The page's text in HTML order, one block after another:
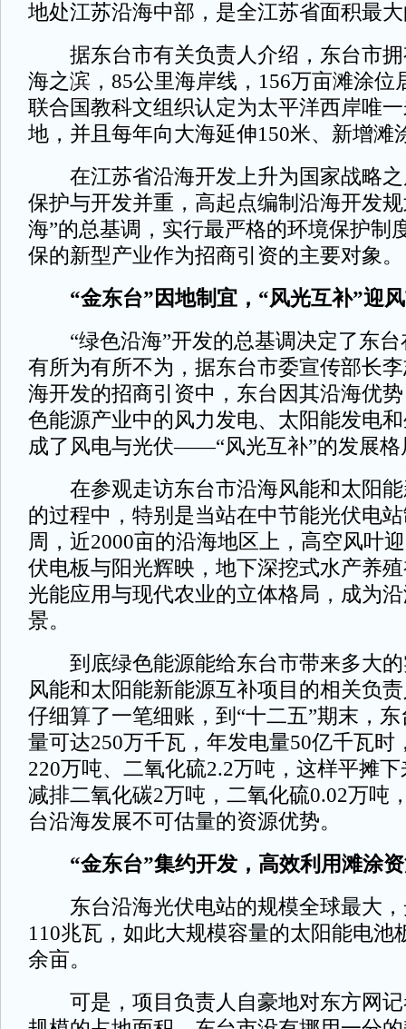
地处江苏沿海中部，是全江苏省面积最
据东台市有关负责人介绍，东台市拥
海之滨，85公里海岸线，156万亩滩涂位
联合国教科文组织认定为太平洋西岸唯
地，并且每年向大海延伸150米、新增滩
在江苏省沿海开发上升为国家战略之
保护与开发并重，高起点编制沿海开发
海”的总基调，实行最严格的环境保护制
保的新型产业作为招商引资的主要对象。
“金东台”因地制宜，“风光互补”迎
“绿色沿海”开发的总基调决定了东台
有所为有所不为，据东台市委宣传部长
海开发的招商引资中，东台因其沿海优
色能源产业中的风力发电、太阳能发电
成了风电与光伏——“风光互补”的发展格
在参观走访东台市沿海风能和太阳能
的过程中，特别是当站在中节能光伏电
周，近2000亩的沿海地区上，高空风叶
伏电板与阳光辉映，地下深挖式水产养
光能应用与现代农业的立体格局，成为
景。
到底绿色能源能给东台市带来多大的
风能和太阳能新能源互补项目的相关负
仔细算了一笔细账，到“十二五”期末，
量可达250万千瓦，年发电量50亿千瓦时
220万吨、二氧化硫2.2万吨，这样平摊
减排二氧化碳2万吨，二氧化硫0.02万吨
台沿海发展不可估量的资源优势。
“金东台”集约开发，高效利用滩涂
东台沿海光伏电站的规模全球最大，
110兆瓦，如此大规模容量的太阳能电池
余亩。
可是，项目负责人自豪地对东方网记